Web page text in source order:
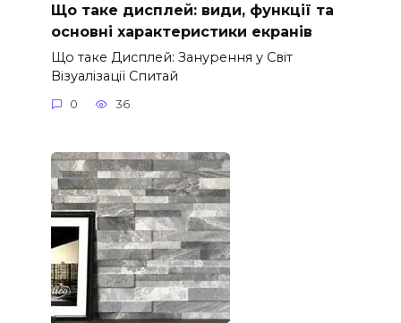
Що таке дисплей: види, функції та
основні характеристики екранів
Що таке Дисплей: Занурення у Світ
Візуалізації Спитай
0 36